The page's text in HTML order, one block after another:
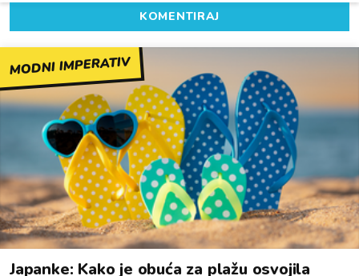
KOMENTIRAJ
MODNI IMPERATIV
Japanke: Kako je obuća za plažu osvojila